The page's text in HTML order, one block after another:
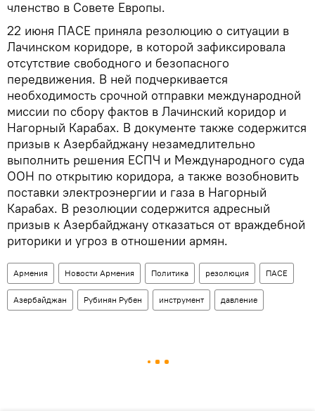
членство в Совете Европы.
22 июня ПАСЕ приняла резолюцию о ситуации в
Лачинском коридоре, в которой зафиксировала
отсутствие свободного и безопасного
передвижения. В ней подчеркивается
необходимость срочной отправки международной
миссии по сбору фактов в Лачинский коридор и
Нагорный Карабах. В документе также содержится
призыв к Азербайджану незамедлительно
выполнить решения ЕСПЧ и Международного суда
ООН по открытию коридора, а также возобновить
поставки электроэнергии и газа в Нагорный
Карабах. В резолюции содержится адресный
призыв к Азербайджану отказаться от враждебной
риторики и угроз в отношении армян.
Армения Новости Армения Политика резолюция ПАСЕ
Азербайджан Рубинян Рубен инструмент давление